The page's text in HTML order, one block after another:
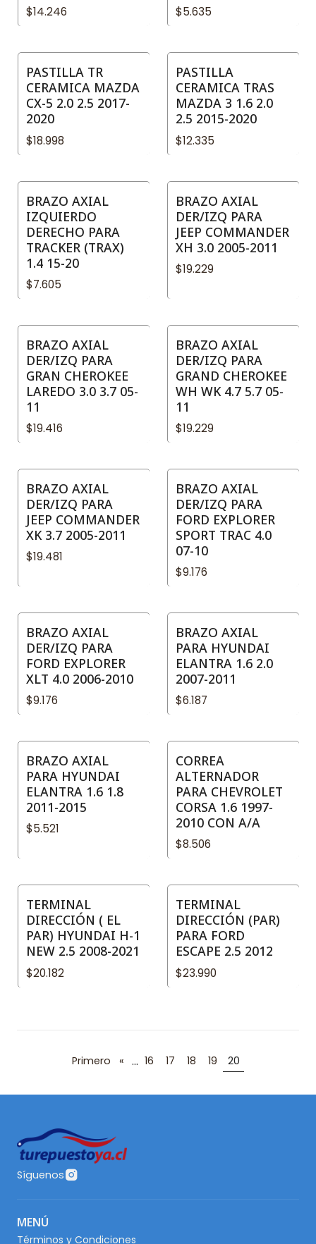
$14.246 $5.635
PASTILLA TR
CERAMICA MAZDA
CX-5 2.0 2.5 2017-
2020
$18.998
PASTILLA
CERAMICA TRAS
MAZDA 3 1.6 2.0
2.5 2015-2020
$12.335
BRAZO AXIAL
IZQUIERDO
DERECHO PARA
TRACKER (TRAX)
1.4 15-20
$7.605
BRAZO AXIAL
DER/IZQ PARA
JEEP COMMANDER
XH 3.0 2005-2011
$19.229
BRAZO AXIAL
DER/IZQ PARA
GRAN CHEROKEE
LAREDO 3.0 3.7 05-
11
$19.416
BRAZO AXIAL
DER/IZQ PARA
GRAND CHEROKEE
WH WK 4.7 5.7 05-
11
$19.229
BRAZO AXIAL
DER/IZQ PARA
JEEP COMMANDER
XK 3.7 2005-2011
$19.481
BRAZO AXIAL
DER/IZQ PARA
FORD EXPLORER
SPORT TRAC 4.0
07-10
$9.176
BRAZO AXIAL
DER/IZQ PARA
FORD EXPLORER
XLT 4.0 2006-2010
$9.176
BRAZO AXIAL
PARA HYUNDAI
ELANTRA 1.6 2.0
2007-2011
$6.187
BRAZO AXIAL
PARA HYUNDAI
ELANTRA 1.6 1.8
2011-2015
$5.521
CORREA
ALTERNADOR
PARA CHEVROLET
CORSA 1.6 1997-
2010 CON A/A
$8.506
TERMINAL
DIRECCIÓN ( EL
PAR) HYUNDAI H-1
NEW 2.5 2008-2021
$20.182
TERMINAL
DIRECCIÓN (PAR)
PARA FORD
ESCAPE 2.5 2012
$23.990
Primero « ... 16 17 18 19 20
Síguenos
MENÚ
Términos y Condiciones